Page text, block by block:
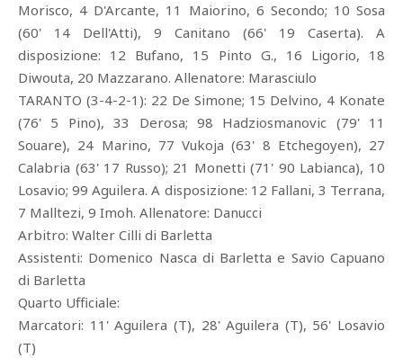
Morisco, 4 D'Arcante, 11 Maiorino, 6 Secondo; 10 Sosa
(60' 14 Dell'Atti), 9 Canitano (66' 19 Caserta). A
disposizione: 12 Bufano, 15 Pinto G., 16 Ligorio, 18
Diwouta, 20 Mazzarano. Allenatore: Marasciulo
TARANTO (3-4-2-1): 22 De Simone; 15 Delvino, 4 Konate
(76' 5 Pino), 33 Derosa; 98 Hadziosmanovic (79' 11
Souare), 24 Marino, 77 Vukoja (63' 8 Etchegoyen), 27
Calabria (63' 17 Russo); 21 Monetti (71' 90 Labianca), 10
Losavio; 99 Aguilera. A disposizione: 12 Fallani, 3 Terrana,
7 Malltezi, 9 Imoh. Allenatore: Danucci
Arbitro: Walter Cilli di Barletta
Assistenti: Domenico Nasca di Barletta e Savio Capuano
di Barletta
Quarto Ufficiale:
Marcatori: 11' Aguilera (T), 28' Aguilera (T), 56' Losavio
(T)